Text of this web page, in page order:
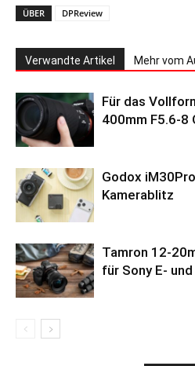
ÜBER DPReview
Verwandte Artikel Mehr vom
Für das
400mm F5.6-8
Godox
Kamerablitz
Tamron 12-
für Sony E-